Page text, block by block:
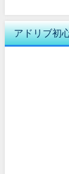
アドリブ初